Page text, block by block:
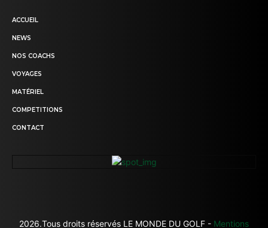
ACCUEIL
NEWS
NOS COACHS
VOYAGES
MATÉRIEL
COMPETITIONS
CONTACT
2026.Tous droits réservés LE MONDE DU GOLF - Mentions